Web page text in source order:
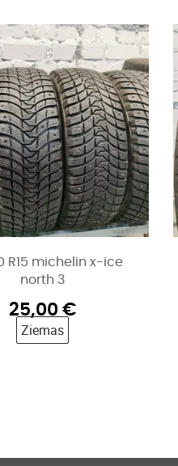
R15 michelin x-ice
north 3
25,00 €
Ziemas